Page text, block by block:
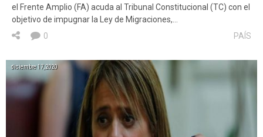
el Frente Amplio (FA) acuda al Tribunal Constitucional (TC) con el
objetivo de impugnar la Ley de Migraciones,…
PAÍS
0
diciembre 17, 2020